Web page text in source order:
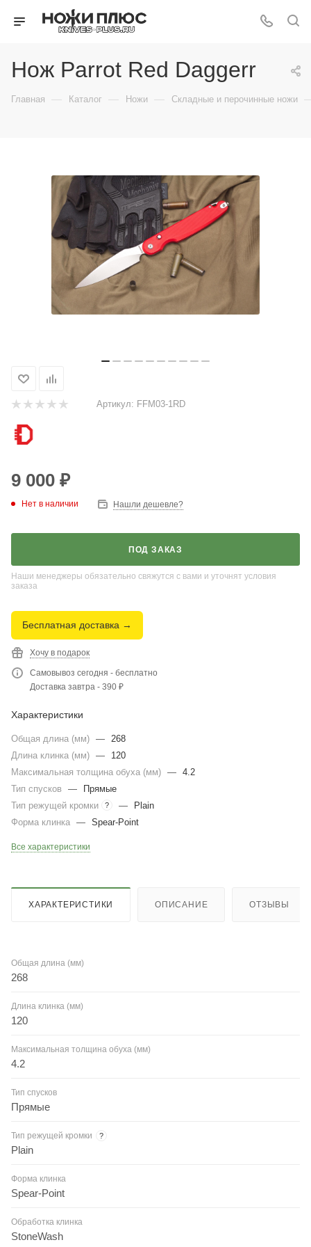
Нож Parrot Red Daggerr
Главная — Каталог — Ножи — Складные и перочинные ножи
Артикул: FFM03-1RD
9 000 ₽
Нет в наличии Нашли дешевле?
ПОД ЗАКАЗ
Наши менеджеры обязательно свяжутся с вами и уточнят условия
заказа
Бесплатная доставка →
Хочу в подарок
Самовывоз сегодня - бесплатно
Доставка завтра - 390 ₽
Характеристики
Общая длина (мм) —
268
Длина клинка (мм) —
120
Максимальная толщина обуха (мм) — 4.2
Тип спусков
—
Прямые
Тип режущей кромки
? —
Plain
Форма клинка — Spear-Point
Все характеристики
ХАРАКТЕРИСТИКИ ОПИСАНИЕ ОТЗЫВЫ
Общая длина (мм)
268
Длина клинка (мм)
120
Максимальная толщина обуха (мм)
4.2
Тип спусков
Прямые
Тип режущей кромки ?
Plain
Форма клинка
Spear-Point
Обработка клинка
StoneWash